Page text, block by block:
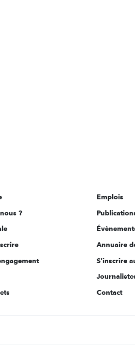
?
Emplois
Annuaire
S'inscrire
Contact